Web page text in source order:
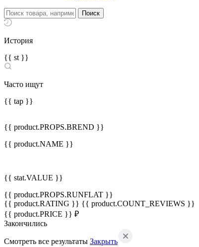
История
{{ st }}
Часто ищут
{{ tap }}
{{ product.PROPS.BREND }}
{{ product.NAME }}
{{ stat.VALUE }}
{{ product.PROPS.RUNFLAT }}
{{ product.RATING }} {{ product.COUNT_REVIEWS }}
{{ product.PRICE }} ₽
Закончились
Смотреть все результаты Закрыть